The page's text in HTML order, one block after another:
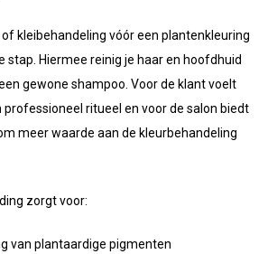
kleibehandeling vóór een plantenkleuring
stap. Hiermee reinig je haar en hoofdhuid
gewone shampoo. Voor de klant voelt
professioneel ritueel en voor de salon biedt
meer waarde aan de kleurbehandeling
zorgt voor:
van plantaardige pigmenten